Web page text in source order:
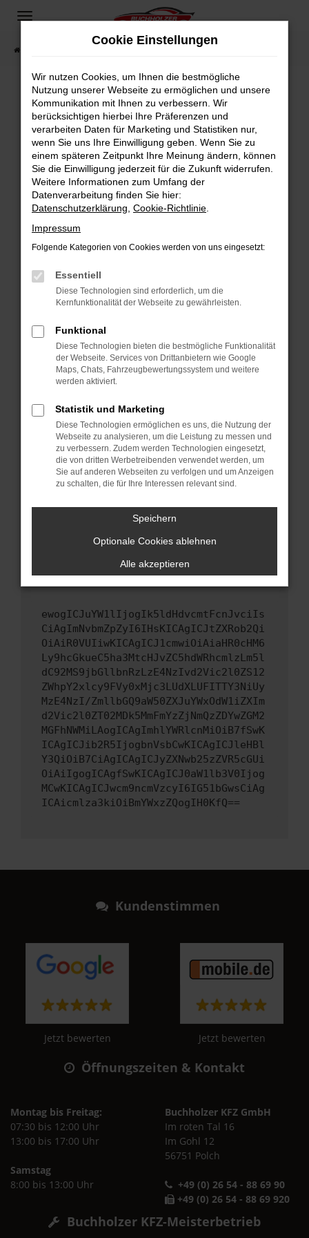
Zum
springen
Fahrzeugsuche
Fehler: Network Error
Beim Laden ist ein Fehler aufgetreten.
Hier sind ein paar Tipps, die dir helfen können:
Überprüfe deine Firewall und deine
Internetverbindung.
Laden andere Webseiten, zum Beispiel deine
Suchmaschine?
Prüfe deine Browsererweiterungen.
können das Laden bestimmter Seiten
verhindern. Funktioniert die Seite in einem
anderen Browser oder in einem privaten
Starte dein Gerät neu.
Das kann manchmal helfen, vorübergehende
Probleme zu beheben.
Betriebssystem auf dem neuesten Stand
sind.
Veraltete Software birgt nicht nur ein
Sicherheitsrisiko, sondern kann auch dazu
führen, dass bestimmte Funktionen nicht mehr
unterstützt werden.
Wende dich an den Webseitenbetreiber.
Wenn du alle oben genannten Schritte versucht
hast, kontaktiere uns bitte. Wir werden
versuchen, das Problem zu beheben. Du kannst
uns diesen Text schicken, um uns bei der
ewogICJuYW1lIjogIk5ldHdvcmtFcnJvciIs
CiAgImNvbmZpZyI6IHsKICAgICJtZXRob2Qi
OiAiR0VUIiwKICAgICJ1cmwiOiAiaHR0cHM6
Ly9hcGkueC5ha3MtcHJvZC5hdWRhcmlzLm5l
dC92MS9jbGllbnRzLzE4NzIvd2Vic2l0ZS12
ZWhpY2xlcy9FVy0xMjc3LUdXLUFITTY3NiUy
MzE4NzI/ZmllbGQ9aW50ZXJuYWxOdW1iZXIm
d2Vic2l0ZT02MDk5MmFmYzZjNmQzZDYwZGM2
MGFhNWMiLAogICAgImhlYWRlcnMiOiB7fSwK
ICAgICJib2R5IjogbnVsbCwKICAgICJleHBl
Y3QiOiB7CiAgICAgICJyZXNwb25zZVR5cGUi
OiAiIgogICAgfSwKICAgICJ0aW1lb3V0Ijog
MCwKICAgICJwcm9ncmVzcyI6IG51bGwsCiAg
ICAicmlza3kiOiBmYWxzZQogIH0KfQ==
Kundenstimmen
Jetzt bewerten Jetzt bewerten
Öffnungszeiten & Kontakt
Montag bis Freitag:
07:30 bis 12:00 Uhr
13:00 bis 17:00 Uhr
Samstag
8:00 bis 13:00 Uhr
Buchholzer KFZ GmbH
Im roten Tal 16
Im Gohl 12
56751 Polch
+49 (0) 26 54 - 88 69 90
+49 (0) 26 54 - 88 69 920
Buchholzer KFZ-Meisterbetrieb
Cookie Einstellungen
Wir nutzen Cookies, um Ihnen die bestmögliche
Nutzung unserer Webseite zu ermöglichen und unsere
Kommunikation mit Ihnen zu verbessern. Wir
berücksichtigen hierbei Ihre Präferenzen und
verarbeiten Daten für Marketing und Statistiken nur,
wenn Sie uns Ihre Einwilligung geben. Wenn Sie zu
einem späteren Zeitpunkt Ihre Meinung ändern, können
Sie die Einwilligung jederzeit für die Zukunft widerrufen.
Weitere Informationen zum Umfang der
Datenverarbeitung finden Sie hier:
Datenschutzerklärung Cookie-Richtlinie
Impressum
Folgende Kategorien von Cookies werden von uns eingesetzt:
Essentiell
Diese Technologien sind erforderlich, um die
Kernfunktionalität der Webseite zu gewährleisten.
Funktional
Diese Technologien bieten die bestmögliche Funktionalität
der Webseite. Services von Drittanbietern wie Google
Maps, Chats, Fahrzeugbewertungssystem und weitere
werden aktiviert.
Statistik und Marketing
Diese Technologien ermöglichen es uns, die Nutzung der
Webseite zu analysieren, um die Leistung zu messen und
zu verbessern. Zudem werden Technologien eingesetzt,
die von dritten Werbetreibenden verwendet werden, um
Sie auf anderen Webseiten zu verfolgen und um Anzeigen
zu schalten, die für Ihre Interessen relevant sind.
Speichern
Optionale Cookies ablehnen
Alle akzeptieren